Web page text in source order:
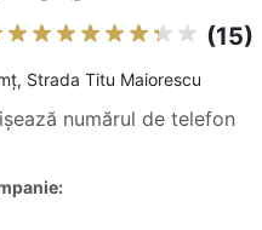
(15)
Strada Titu Maiorescu
numărul de telefon